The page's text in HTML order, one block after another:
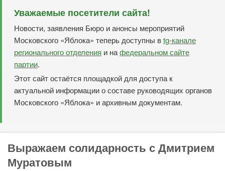
Уважаемые посетители сайта!
Новости, заявления Бюро и анонсы мероприятий
Московского «Яблока» теперь доступны вtg-канале
регионального отделения и нафедеральном сайте
партии.
Этот сайт остаётся площадкой для доступа к
актуальной информации о составе руководящих органов
Московского «Яблока» и архивным документам.
Выражаем солидарность с Дмитрием
Муратовым